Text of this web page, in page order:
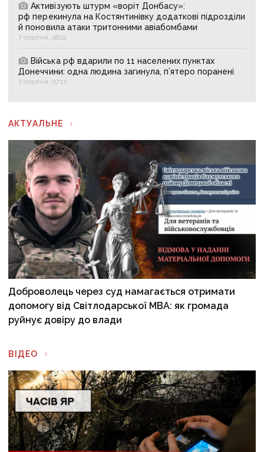
Активізують штурм «воріт Донбасу»:
рф перекинула на Костянтинівку додаткові підрозділи
й поновила атаки тритонними авіабомбами
7 серпня, 08:01
Війська рф вдарили по 11 населених пунктах
Донеччини: одна людина загинула, п’ятеро поранені
7 серпня, 07:12
АКТУАЛЬНЕ
Доброволець через суд намагається отримати
допомогу від Світлодарської МВА: як громада
руйнує довіру до влади
ВІДЕО